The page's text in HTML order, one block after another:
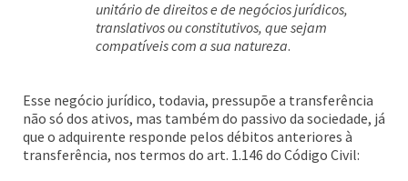
unitário de direitos e de negócios jurídicos,
translativos ou constitutivos, que sejam
compatíveis com a sua natureza.
Esse negócio jurídico, todavia, pressupõe a transferência
não só dos ativos, mas também do passivo da sociedade, já
que o adquirente responde pelos débitos anteriores à
transferência, nos termos do art. 1.146 do Código Civil: